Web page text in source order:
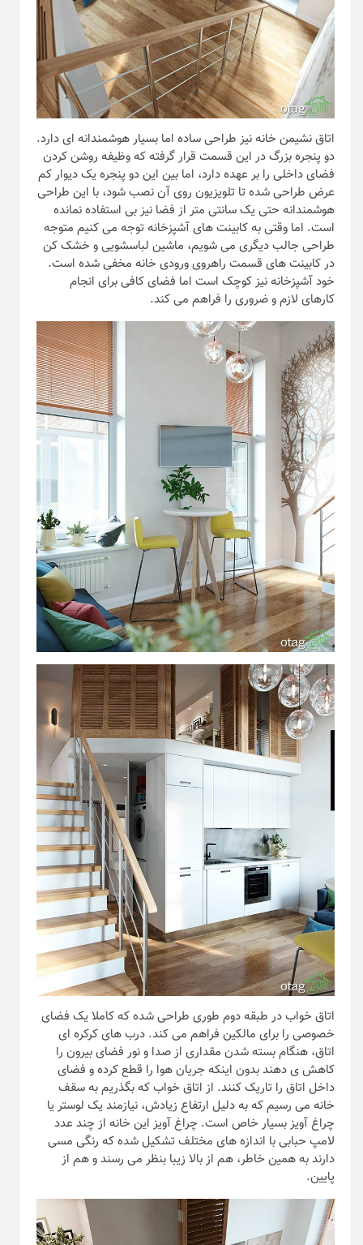
اتاق نشیمن خانه نیز طراحی ساده اما بسیار هوشمندانه ای دارد.
دو پنجره بزرگ در این قسمت قرار گرفته که وظیفه روشن کردن
فضای داخلی را بر عهده دارد، اما بین این دو پنجره یک دیوار کم
عرض طراحی شده تا تلویزیون روی آن نصب شود، با این طراحی
هوشمندانه حتی یک سانتی متر از فضا نیز بی استفاده نمانده
است. اما وقتی به کابینت های آشپزخانه توجه می کنیم متوجه
طراحی جالب دیگری می شویم، ماشین لباسشویی و خشک کن
در کابینت های قسمت راهروی ورودی خانه مخفی شده است.
خود آشپزخانه نیز کوچک است اما فضای کافی برای انجام
کارهای لازم و ضروری را فراهم می کند.
اتاق خواب در طبقه دوم طوری طراحی شده که کاملا یک فضای
خصوصی را برای مالکین فراهم می کند. درب های کرکره ای
اتاق، هنگام بسته شدن مقداری از صدا و نور فضای بیرون را
کاهش ی دهند بدون اینکه جریان هوا را قطع کرده و فضای
داخل اتاق را تاریک کنند. از اتاق خواب که بگذریم به سقف
خانه می رسیم که به دلیل ارتفاع زیادش، نیازمند یک لوستر یا
چراغ آویز بسیار خاص است. چراغ آویز این خانه از چند عدد
لامپ حبابی با اندازه های مختلف تشکیل شده که رنگی مسی
دارند به همین خاطر، هم از بالا زیبا بنظر می رسند و هم از
پایین.